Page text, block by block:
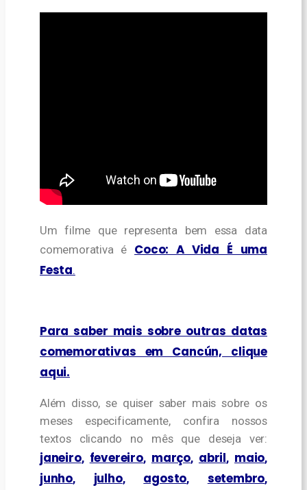
Um filme que representa bem essa data
comemorativa é Coco: A Vida É uma
Festa.
Para saber mais sobre outras datas
comemorativas em Cancún, clique
aqui.
Além disso, se quiser saber mais sobre os
meses especificamente, confira nossos
textos clicando no mês que deseja ver:
janeiro, fevereiro, março, abril, maio,
junho, julho, agosto, setembro,